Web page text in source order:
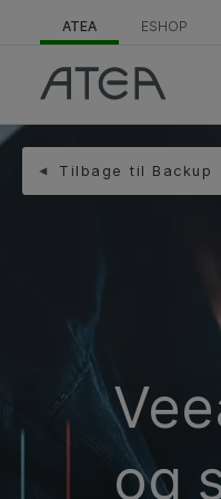
ATEA ESHOP
Tilbage til Backup
og